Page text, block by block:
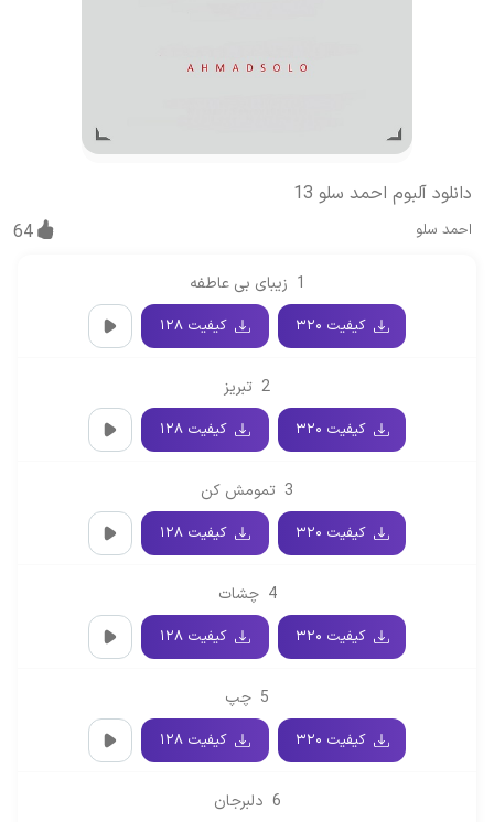
دانلود آلبوم احمد سلو 13
احمد سلو 64
1 زیبای بی عاطفه
کیفیت ۳۲۰ کیفیت ۱۲۸
2 تبریز
کیفیت ۳۲۰ کیفیت ۱۲۸
3 تمومش کن
کیفیت ۳۲۰ کیفیت ۱۲۸
4 چشات
کیفیت ۳۲۰ کیفیت ۱۲۸
5 چپ
کیفیت ۳۲۰ کیفیت ۱۲۸
6 دلبرجان